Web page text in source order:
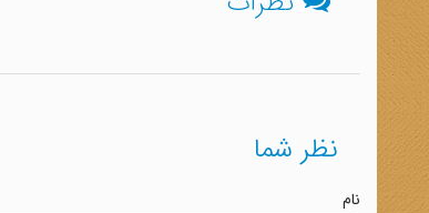
نظر شما
نام